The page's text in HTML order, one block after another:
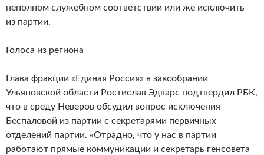
неполном служебном соответствии или же исключить
из партии.
Голоса из региона
Глава фракции «Единая Россия» в заксобрании
Ульяновской области Ростислав Эдварс подтвердил РБК,
что в среду Неверов обсудил вопрос исключения
Беспаловой из партии с секретарями первичных
отделений партии. «Отрадно, что у нас в партии
работают прямые коммуникации и секретарь генсовета